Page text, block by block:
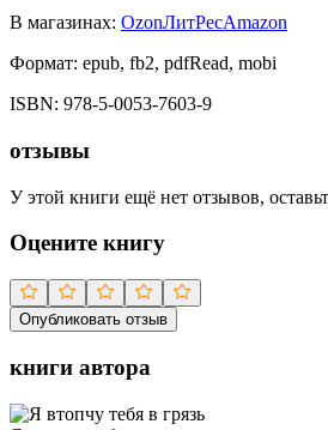
В магазинах: OzonЛитРесAmazon
Формат: epub, fb2, pdfRead, mobi
ISBN: 978-5-0053-7603-9
отзывы
У этой книги ещё нет отзывов,
Оцените книгу
Опубликовать отзыв
книги автора